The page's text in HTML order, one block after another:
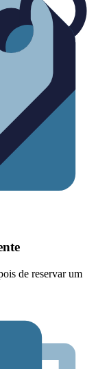
de reservar um